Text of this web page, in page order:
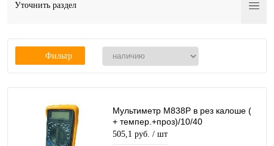
Уточнить раздел
Фильтр
Мультиметр М838P в рез калоше (
+ темпер.+проз)/10/40
505,1 руб. / шт